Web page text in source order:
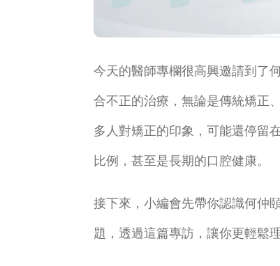
今天的醫師專欄很高興邀請到了
合不正的治療，無論是傳統矯正
多人對矯正的印象，可能還停留
比例，甚至是長期的口腔健康。
接下來，小編會先帶你認識何仲
題，透過這篇專訪，讓你更輕鬆